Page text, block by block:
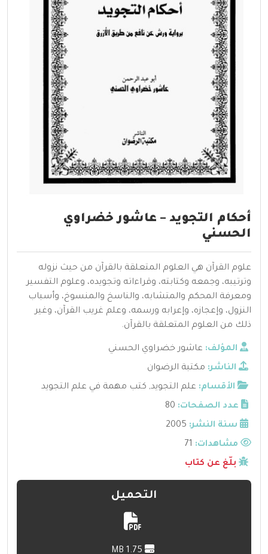
أحكام التجويد – عاشور خضراوي
الحسني
علوم القرآن هي العلوم المتعلقة بالقرآن من حيث نزوله
وترتيبه، وجمعه وكتابته، وقراءاته وتجويده، وعلوم التفسير
ومعرفة المحكم والمتشابه، والناسخ والمنسوخ، وأسباب
النزول، وإعجازه، وإعرابه ورسمه، وعلم غريب القرآن، وغير
ذلك من العلوم المتعلقة بالقرآن.
المؤلف: عاشور خضراوي الحسني
الناشر: مكتبة الرضوان
الأقسام: علم التجويد, كتب مهمة في علم التجويد
عدد الصفحات: 80
سنة النشر: 2005
مشاهدات:
بلّغ عن كتاب
التحميل